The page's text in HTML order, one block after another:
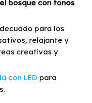
bosque con tonos
para los
relajante y
creativas y
con LED para